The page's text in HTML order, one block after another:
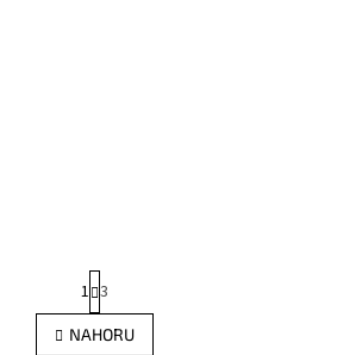
O
v
t
r
á
1 3
NAHORU